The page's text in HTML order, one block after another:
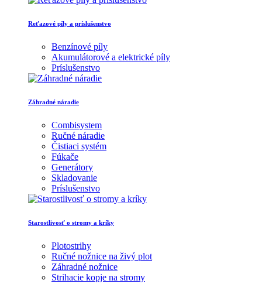
Reťazové píly a príslušenstvo
Benzínové píly
Akumulátorové a elektrické píly
Príslušenstvo
Záhradné náradie
Combisystem
Ručné náradie
Čistiaci systém
Fúkače
Generátory
Skladovanie
Príslušenstvo
Starostlivosť o stromy a kríky
Plotostrihy
Ručné nožnice na živý plot
Záhradné nožnice
Strihacie kopje na stromy